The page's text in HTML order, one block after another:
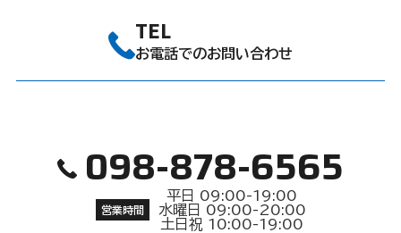
TEL
お電話でのお問い合わせ
098-878-6565
営業時間
平日 09:00-19:00
水曜日 09:00-20:00
土日祝 10:00-19:00